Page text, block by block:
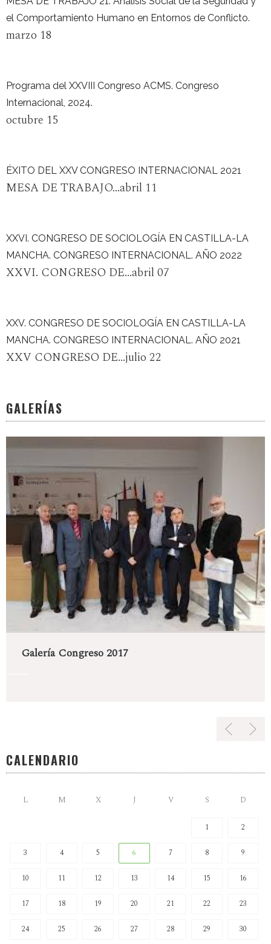
el Comportamiento Humano en Entornos de Conflicto.
marzo 18
Programa del XXVIII Congreso ACMS. Congreso
Internacional, 2024.
octubre 15
ÉXITO DEL XXV CONGRESO INTERNACIONAL 2021
MESA DE TRABAJO...abril 11
XXVI. CONGRESO DE SOCIOLOGÍA EN CASTILLA-LA
MANCHA. CONGRESO INTERNACIONAL. AÑO 2022
XXVI. CONGRESO DE...abril 07
XXV. CONGRESO DE SOCIOLOGÍA EN CASTILLA-LA
MANCHA. CONGRESO INTERNACIONAL. AÑO 2021
XXV CONGRESO DE...julio 22
GALERÍAS
Galería Congreso 2017
CALENDARIO
L M X J V S D
1 2
3 4 5 6 7 8 9
10 11 12 13 14 15 16
17 18 19 20 21 22 23
24 25 26 27 28 29 30